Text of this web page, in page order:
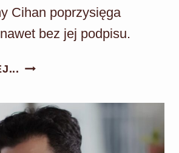
Cihan poprzysięga
bez jej podpisu.
PANNA
170:
MELIH